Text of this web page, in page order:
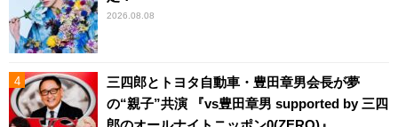
2026.08.08
三四郎とトヨタ自動車・豊田章男会長が夢
の“親子”共演 『vs豊田章男 supported by 三四